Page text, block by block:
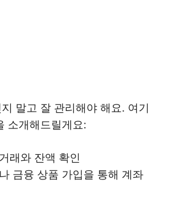
말고 잘 관리해야 해요. 여기
소개해드릴게요:
래와 잔액 확인
금융 상품 가입을 통해 계좌